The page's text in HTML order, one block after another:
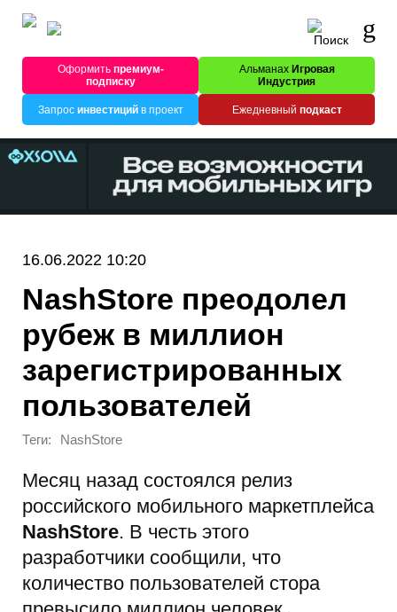
Оформитьпремиум-
подписку
Альманах Игровая
Индустрия
Запрос инвестицийв проект Ежедневный подкаст
16.06.2022 10:20
NashStore преодолел
рубеж в миллион
зарегистрированных
пользователей
Теги: NashStore
Месяц назад состоялся релиз
российского мобильного маркетплейса
NashStore. В честь этого
разработчики сообщили, что
количество пользователей стора